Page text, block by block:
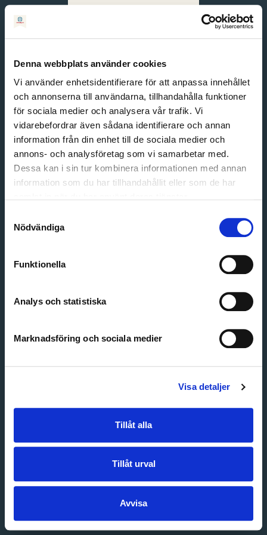
Denna webbplats använder cookies
Vi använder enhetsidentifierare för att anpassa innehållet
och annonserna till användarna, tillhandahålla funktioner
för sociala medier och analysera vår trafik. Vi
vidarebefordrar även sådana identifierare och annan
information från din enhet till de sociala medier och
annons- och analysföretag som vi samarbetar med.
Dessa kan i sin tur kombinera informationen med annan
information som du har tillhandahållit eller som de har
Nödvändiga
Funktionella
Analys och statistiska
Marknadsföring och sociala medier
Visa detaljer
Tillåt alla
Tillåt urval
Avvisa
English
Svenska
Email address
Customer service